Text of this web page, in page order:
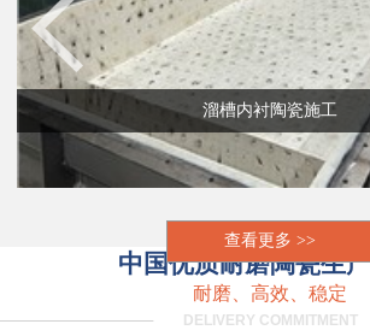
溜槽内衬陶瓷施工
查看更多 >>
中国优质耐磨陶瓷生
耐磨、高效、稳定
DELIVERY COMMITMENT